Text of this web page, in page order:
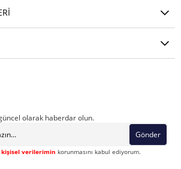
olarak haberdar olun.
Gönder
kişisel verilerimin korunmasını kabul ediyorum.